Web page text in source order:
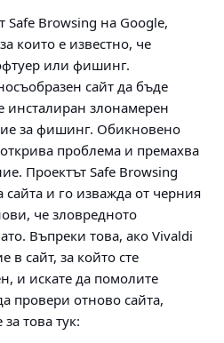
Browsing на Google,
които е известно, че
или фишинг.
сайт да бъде
инсталиран злонамерен
за фишинг. Обикновено
проблема и премахва
Проектът Safe Browsing
и го изважда от черния
че зловредното
Въпреки това, ако Vivaldi
в сайт, за който сте
и искате да помолите
провери отново сайта,
това тук: